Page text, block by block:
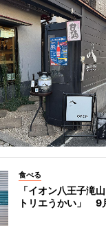
食べる
「イオン八王子滝
トリエうかい」 9